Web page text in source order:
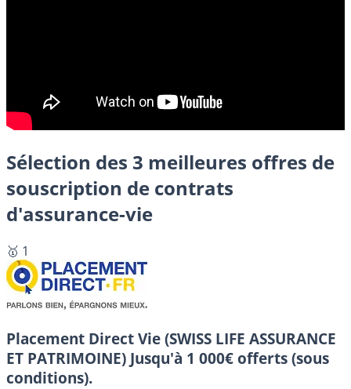
Sélection des 3 meilleures offres de
souscription de contrats
d'assurance-vie
🥇 1
Placement Direct Vie (SWISS LIFE ASSURANCE
ET PATRIMOINE) Jusqu'à 1 000€ offerts (sous
conditions).